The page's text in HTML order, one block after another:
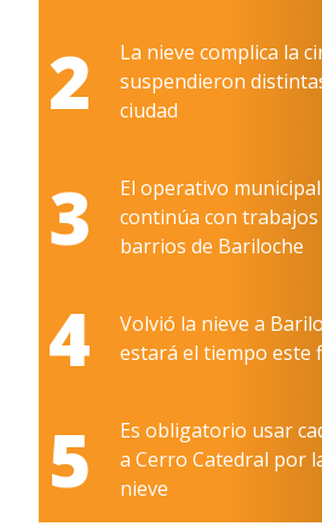
2
La nieve complica la
suspendieron
ciudad
3
El operativo
continúa con
barrios de Bariloche
4
Volvió la nieve a
estará el tiempo este
5
Es obligatorio usar
a Cerro Catedral por
nieve